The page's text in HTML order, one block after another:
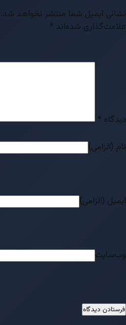
نشانی ایمیل شما منتشر نخواهد شد.
علامت‌گذاری شده‌اند *
دیدگاه *
نام (الزامی)
ایمیل (الزامی)
وب‌سایت